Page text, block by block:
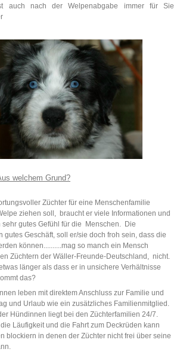
auch nach der Welpenabgabe immer für Sie
welchem Grund?
Züchter für eine Menschenfamilie
ziehen soll, braucht er viele Informationen und
sehr gutes Gefühl für die Menschen. Die
gutes Geschäft, soll er/sie doch froh sein, dass die
können..........mag so manch ein Mensch
Züchtern der Wäller-Freunde-Deutschland, nicht.
länger als dass er in unsichere Verhältnisse
das?
leben mit direktem Anschluss zur Familie und
und Urlaub wie ein zusätzliches Familienmitglied.
Hündinnen liegt bei den Züchterfamilien 24/7.
Läufigkeit und die Fahrt zum Deckrüden kann
blockiern in denen der Züchter nicht frei über seine